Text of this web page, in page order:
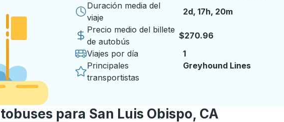
Duración media del
viaje
2 días 17 horas 20 minutos
2d, 17h, 20m
Precio medio del billete
de autobús
$270.96
Viajes por día
1
Principales
transportistas
Greyhound Lines
para San Luis Obispo, CA